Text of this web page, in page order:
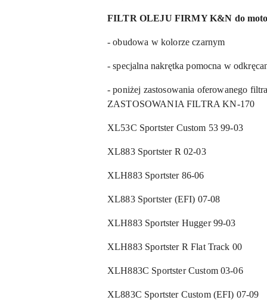
FILTR OLEJU FIRMY K&N do
- obudowa w kolorze czarnym
- specjalna nakrętka pomocna w
- poniżej zastosowania oferowanego
ZASTOSOWANIA FILTRA KN-170
XL53C Sportster Custom 53 99-03
XL883 Sportster R 02-03
XLH883 Sportster 86-06
XL883 Sportster (EFI) 07-08
XLH883 Sportster Hugger 99-03
XLH883 Sportster R Flat Track 00
XLH883C Sportster Custom 03-06
XL883C Sportster Custom (EFI) 07-09